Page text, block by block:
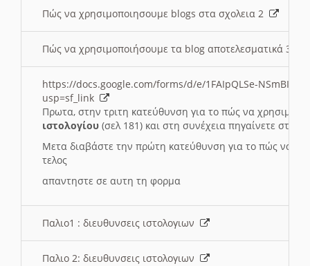
Πώς να χρησιμοποιησουμε blogs στα σχολεια 2
Πώς να χρησιμοποιήσουμε τα blog αποτελεσματικά 3
https://docs.google.com/forms/d/e/1FAIpQLSe-NSmBI-
usp=sf_link
Πρωτα, στην τριτη κατεύθυνση για το πώς να
ιστολογίου (σελ 181) και στη συνέχεια πηγαίνετε στο
Μετα διαβάστε την πρώτη κατεύθυνση για το πώς να
τελος
απαντηστε σε αυτη τη φορμα
Παλιο1 : διευθυνσεις ιστολογιων
Παλιο 2: διευθυνσεις ιστολογιων